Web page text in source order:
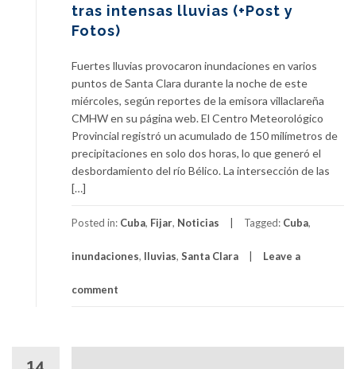
tras intensas lluvias (+Post y
Fotos)
Fuertes lluvias provocaron inundaciones en varios
puntos de Santa Clara durante la noche de este
miércoles, según reportes de la emisora villaclareña
CMHW en su página web. El Centro Meteorológico
Provincial registró un acumulado de 150 milímetros de
precipitaciones en solo dos horas, lo que generó el
desbordamiento del río Bélico. La intersección de las
[…]
Posted in: Cuba, Fijar, Noticias Tagged: Cuba,
inundaciones, lluvias, Santa Clara Leave a
comment
14